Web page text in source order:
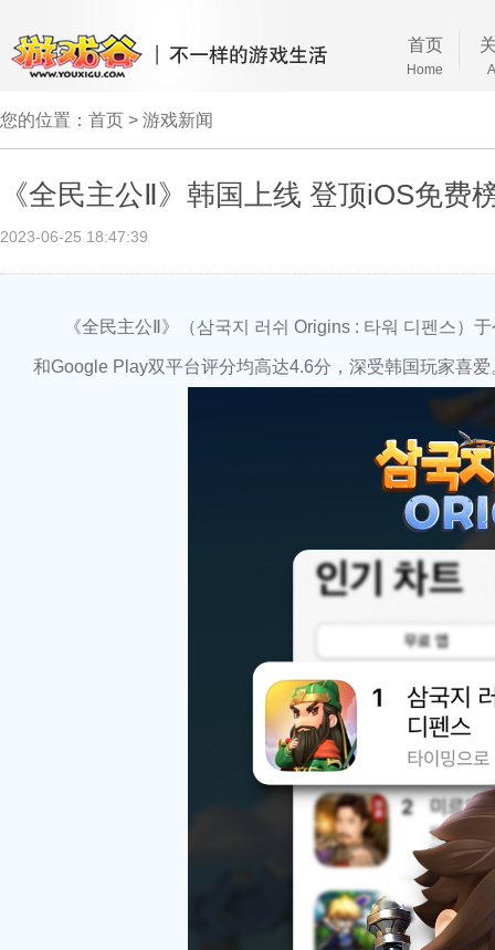
首页
Home
您的位置： 首页 > 游戏新闻
《全民主公Ⅱ》韩国上线 登顶iOS免费
2023-06-25 18:47:39
《全民主公Ⅱ》（삼국지 러쉬 Origins : 타워 디펜스）
和Google Play双平台评分均高达4.6分，深受韩国玩家喜爱